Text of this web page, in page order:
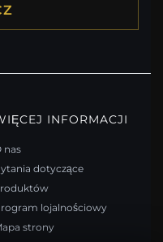
INFORMACJI
nas
dotyczące
lojalnościowy
strony